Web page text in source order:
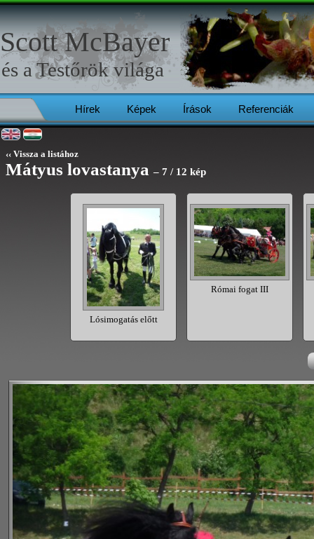
Hírek Képek Írások Referenciák
Scott McBayer
és aTestőrökvilága
‹‹ Vissza a listához
Mátyus lovastanya– 7 / 12 kép
Lósimogatás előtt
Római fogat III